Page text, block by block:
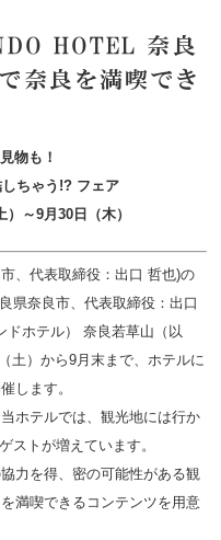
HOTEL 奈良
奈良を満喫でき
物も！
ちゃう!? フェア
～9月30日（木）
、代表取締役：出口 哲也)の
県奈良市、代表取締役：出口
ドホテル） 奈良若草山（以
土）から9月末まで、ホテルに
します。
ホテルでは、観光地には行か
ストが増えています。
力を得、密の可能性がある観
満喫できるコンテンツを用意